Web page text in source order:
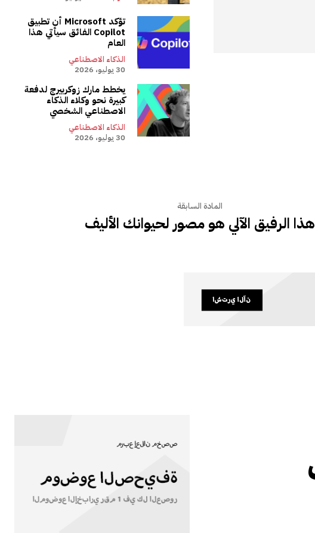
تؤكد Microsoft أن تطبيق
Copilot الفائق سيأتي هذا
العام
الذكاء الاصطناعي
30 يوليو، 2026
يخطط مارك زوكربيرج لدفعة
كبيرة نحو وكلاء الذكاء
الاصطناعي الشخصي
الذكاء الاصطناعي
30 يوليو، 2026
المادة السابقة
هذا الرفيق الآلي هو مصور لحيوانك الأليف